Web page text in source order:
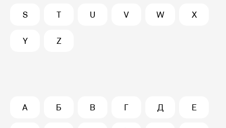
S T U V W X
Y Z
А Б В Г Д Е